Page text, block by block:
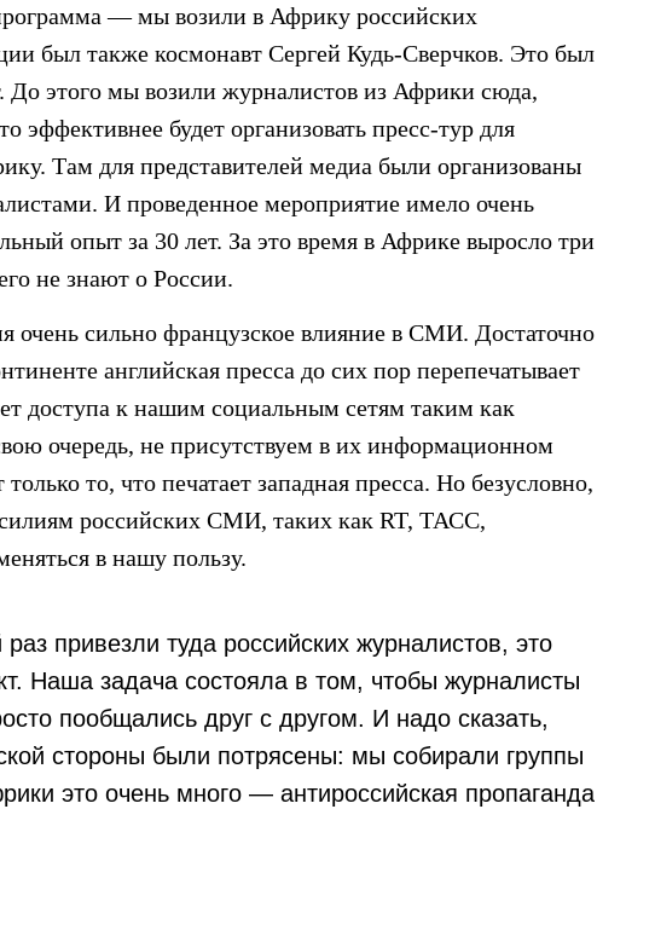
— мы возили в Африку российских
был также космонавт Сергей Кудь-Сверчков. Это был
До этого мы возили журналистов из Африки сюда,
эффективнее будет организовать пресс-тур для
Там для представителей медиа были организованы
И проведенное мероприятие имело очень
опыт за 30 лет. За это время в Африке выросло три
не знают о России.
очень сильно французское влияние в СМИ. Достаточно
английская пресса до сих пор перепечатывает
доступа к нашим социальным сетям таким как
очередь, не присутствуем в их информационном
то, что печатает западная пресса. Но безусловно,
российских СМИ, таких как RT, ТАСС,
в нашу пользу.
привезли туда российских журналистов, это
Наша задача состояла в том, чтобы журналисты
пообщались друг с другом. И надо сказать,
стороны были потрясены: мы собирали группы
это очень много — антироссийская пропаганда